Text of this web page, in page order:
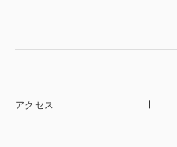
アクセス